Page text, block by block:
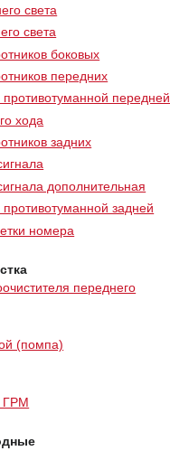
света
света
боковых
передних
передней
хода
задних
дополнительная
задней
номера
переднего
(помпа)
ГРМ